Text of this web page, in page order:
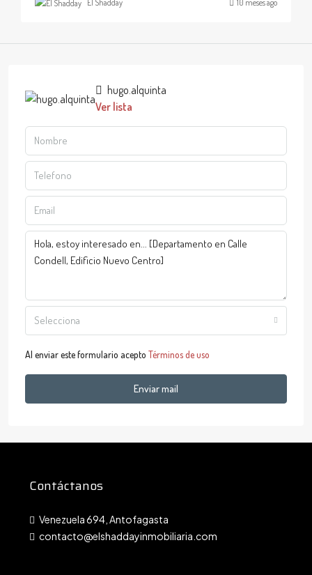
El Shadday 10 meses ago
hugo.alquinta
Ver lista
Selecciona
Al enviar este formulario acepto Términos de uso
Enviar mail
Contáctanos
Venezuela 694, Antofagasta
contacto@elshaddayinmobiliaria.com